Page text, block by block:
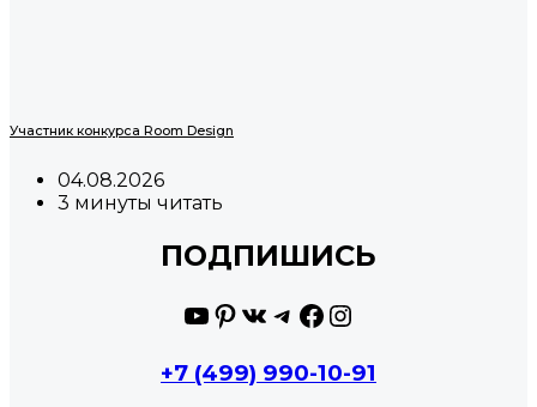
Участник конкурса Room Design
04.08.2026
3 минуты читать
ПОДПИШИСЬ
YouTube
Pinterest
ВКонтакте
Telegram
Facebook
Instagram
+7 (499) 990-10-91